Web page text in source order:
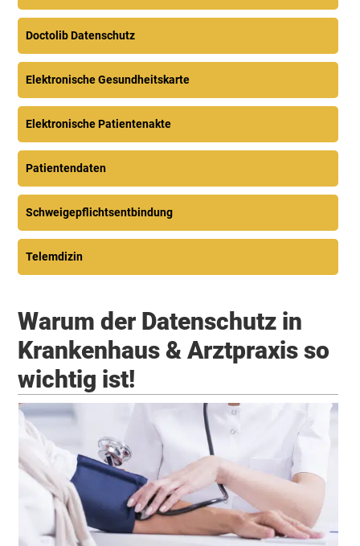
Doctolib Datenschutz
Elektronische Gesundheitskarte
Elektronische Patientenakte
Patientendaten
Schweigepflichtsentbindung
Telemdizin
Warum der Datenschutz in
Krankenhaus & Arztpraxis so
wichtig ist!